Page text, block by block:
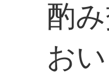
酌み
お